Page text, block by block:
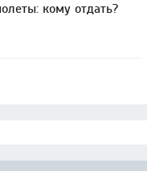
кому отдать?